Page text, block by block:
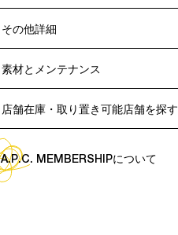
その他詳細
素材とメンテナンス
店舗在庫・取り置き可能店舗を探す
A.P.C. MEMBERSHIPについて